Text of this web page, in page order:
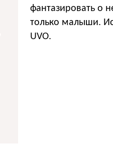
фантазировать о
только малыши.
UVO.